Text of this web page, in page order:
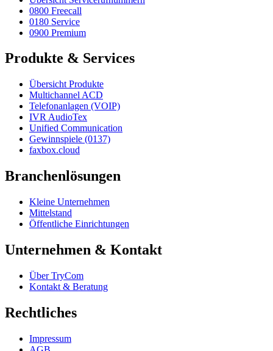
0800 Freecall
0180 Service
0900 Premium
Produkte & Services
Übersicht Produkte
Multichannel ACD
Telefonanlagen (VOIP)
IVR AudioTex
Unified Communication
Gewinnspiele (0137)
faxbox.cloud
Branchenlösungen
Kleine Unternehmen
Mittelstand
Öffentliche Einrichtungen
Unternehmen & Kontakt
Über TryCom
Kontakt & Beratung
Rechtliches
Impressum